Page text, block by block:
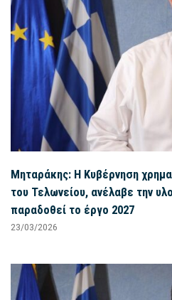
Μηταράκης: Η Κυβέρνηση
του Τελωνείου, ανέλαβε την
παραδοθεί το έργο 2027
23/03/2026